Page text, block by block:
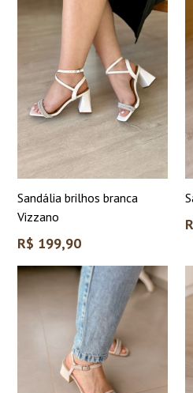
Sandália brilhos branca
Vizzano
Preço
R$ 199,90